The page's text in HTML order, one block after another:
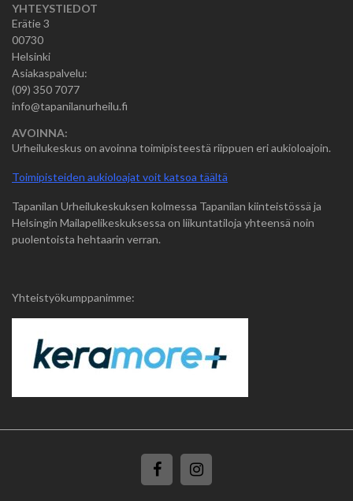
YHTEYSTIEDOT
Erätie 3
00730
Helsinki
Asiakaspalvelu:
(09) 350 7077
info@tapanilanurheilu.fi
AVOINNA:
Urheilukeskus on avoinna toimipisteestä riippuen eri aukioloajoin.
Toimipisteiden aukioloajat voit katsoa täältä
Tapanilan Urheilukeskuksen kolmessa Tapanilan kiinteistössä ja
Helsingin Mailapelikeskuksessa on liikuntatiloja yhteensä noin
puolentoista hehtaarin verran.
Yhteistyökumppanimme: